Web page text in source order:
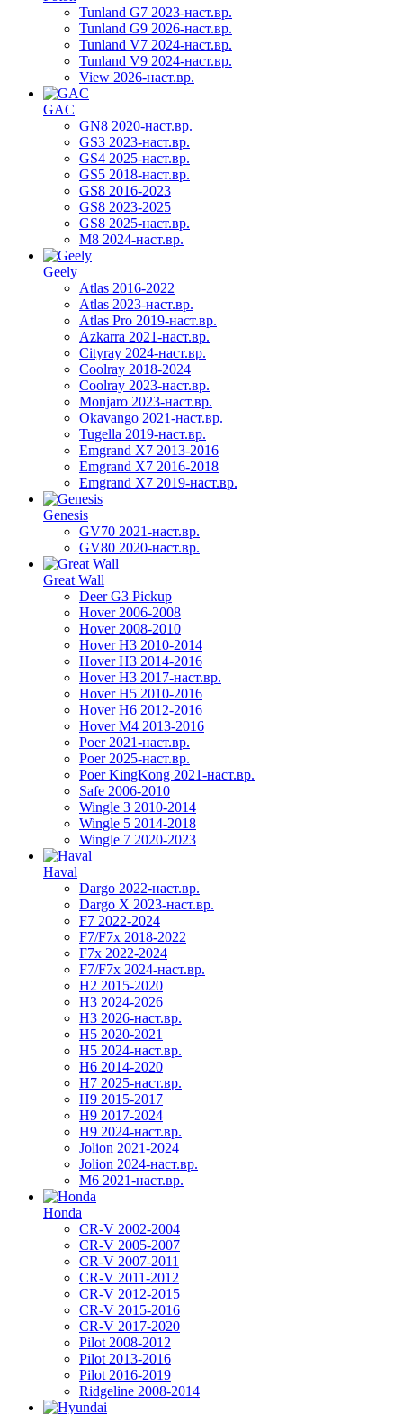
Tunland G7 2023-наст.вр.
Tunland G9 2026-наст.вр.
Tunland V7 2024-наст.вр.
Tunland V9 2024-наст.вр.
View 2026-наст.вр.
GAC
GN8 2020-наст.вр.
GS3 2023-наст.вр.
GS4 2025-наст.вр.
GS5 2018-наст.вр.
GS8 2016-2023
GS8 2023-2025
GS8 2025-наст.вр.
M8 2024-наст.вр.
Geely
Atlas 2016-2022
Atlas 2023-наст.вр.
Atlas Pro 2019-наст.вр.
Azkarra 2021-наст.вр.
Cityray 2024-наст.вр.
Coolray 2018-2024
Coolray 2023-наст.вр.
Monjaro 2023-наст.вр.
Okavango 2021-наст.вр.
Tugella 2019-наст.вр.
Emgrand Х7 2013-2016
Emgrand X7 2016-2018
Emgrand X7 2019-наст.вр.
Genesis
GV70 2021-наст.вр.
GV80 2020-наст.вр.
Great Wall
Deer G3 Pickup
Hover 2006-2008
Hover 2008-2010
Hover H3 2010-2014
Hover H3 2014-2016
Hover H3 2017-наст.вр.
Hover H5 2010-2016
Hover H6 2012-2016
Hover M4 2013-2016
Poer 2021-наст.вр.
Poer 2025-наст.вр.
Poer KingKong 2021-наст.вр.
Safe 2006-2010
Wingle 3 2010-2014
Wingle 5 2014-2018
Wingle 7 2020-2023
Haval
Dargo 2022-наст.вр.
Dargo X 2023-наст.вр.
F7 2022-2024
F7/F7x 2018-2022
F7x 2022-2024
F7/F7x 2024-наст.вр.
H2 2015-2020
H3 2024-2026
H3 2026-наст.вр.
H5 2020-2021
H5 2024-наст.вр.
H6 2014-2020
H7 2025-наст.вр.
H9 2015-2017
H9 2017-2024
H9 2024-наст.вр.
Jolion 2021-2024
Jolion 2024-наст.вр.
М6 2021-наст.вр.
Honda
CR-V 2002-2004
CR-V 2005-2007
CR-V 2007-2011
CR-V 2011-2012
CR-V 2012-2015
CR-V 2015-2016
CR-V 2017-2020
Pilot 2008-2012
Pilot 2013-2016
Pilot 2016-2019
Ridgeline 2008-2014